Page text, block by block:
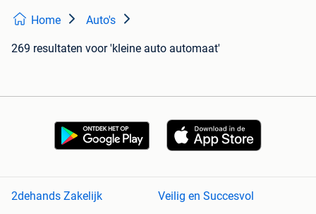
Home Auto's
269 resultaten voor 'kleine auto automaat'
2dehands Zakelijk
Veilig en Succesvol